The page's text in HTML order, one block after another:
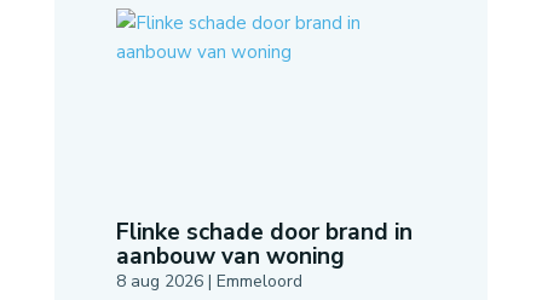
Flinke schade door brand in
aanbouw van woning
8 aug 2026| Emmeloord